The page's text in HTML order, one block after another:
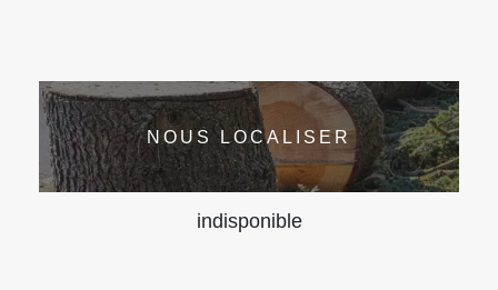
NOUS LOCALISER
indisponible